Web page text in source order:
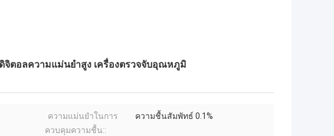
จิตอลความแม่นยําสูง เครื่องตรวจจับอุณหภูมิ
ความแม่นยำในการ
ควบคุมความชื้น::
ความชื้นสัมพัทธ์ 0.1%